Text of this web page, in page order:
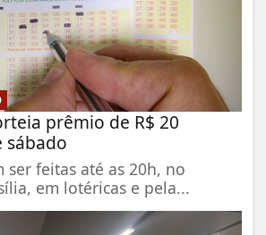
prêmio de R$ 20
sábado
ser feitas até as 20h, no
em lotéricas e pela...